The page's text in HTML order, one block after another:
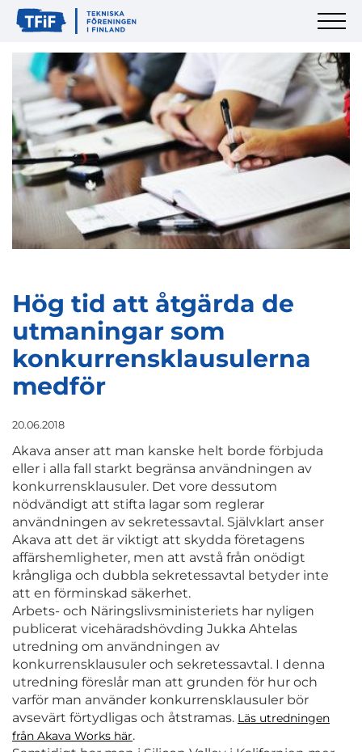
Hög tid att åtgärda de
utmaningar som
konkurrensklausulerna
medför
20.06.2018
Akava anser att man kanske helt borde förbjuda
eller i alla fall starkt begränsa användningen av
konkurrensklausuler. Det vore dessutom
nödvändigt att stifta lagar som reglerar
användningen av sekretessavtal. Självklart anser
Akava att det är viktigt att skydda företagens
affärshemligheter, men att avstå från onödigt
krångliga och dubbla sekretessavtal betyder inte
att en förminskad säkerhet.
Arbets- och Näringslivsministeriets har nyligen
publicerat vicehäradshövding Jukka Ahtelas
utredning om användningen av
konkurrensklausuler och sekretessavtal. I denna
utredning föreslår man att grunden för hur och
varför man använder konkurrensklausuler bör
avsevärt förtydligas och åtstramas. Läs utredningen
från Akava Works här.